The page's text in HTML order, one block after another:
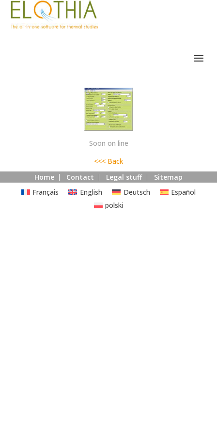
Soon on line
<<< Back
Home
Contact Legal stuff
Sitemap
Français
English Deutsch
Español
polski